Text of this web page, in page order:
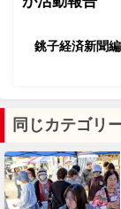
銚子経済新聞
同じカテゴリ